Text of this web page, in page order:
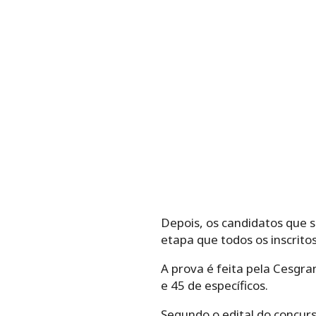
Depois, os candidatos que
etapa que todos os
A prova é feita pela
e 45 de específicos.